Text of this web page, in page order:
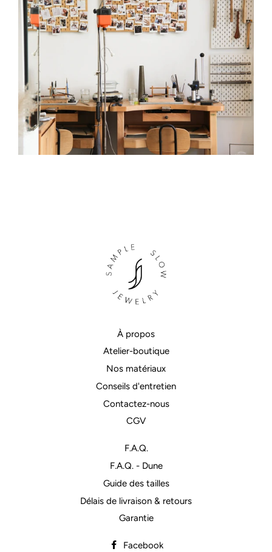
À propos
Atelier-boutique
Nos matériaux
Conseils d'entretien
Contactez-nous
CGV
F.A.Q.
F.A.Q. - Dune
Guide des tailles
Délais de livraison & retours
Garantie
Facebook